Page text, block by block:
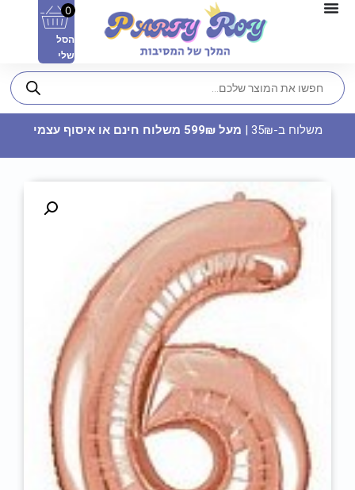
בלון מיילר 18 - LOVE IS IN THE
14.90₪
0
הסל
שלי
משלוח ב-35₪ | מעל 599₪ משלוח חינם או איסוף עצמי